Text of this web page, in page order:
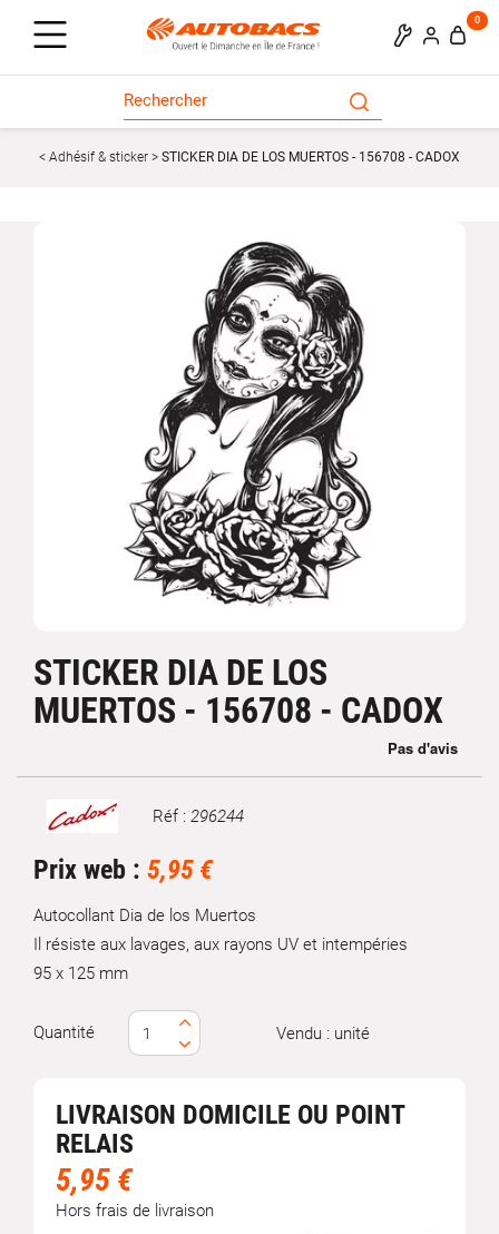
0
Adhésif & sticker STICKER DIA DE LOS MUERTOS - 156708 - CADOX
STICKER DIA DE LOS
MUERTOS - 156708 - CADOX
Marque Réf : 296244
Prix web : 5,95 €
Autocollant Dia de los Muertos
Il résiste aux lavages, aux rayons UV et intempéries
95 x 125 mm
Quantité Vendu : unité
LIVRAISON DOMICILE OU POINT
RELAIS
5,95 €
Hors frais de livraison